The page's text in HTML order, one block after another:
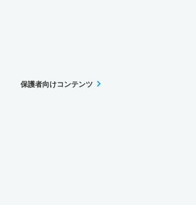
保護者向けコンテンツ